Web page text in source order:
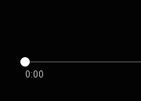
0:00